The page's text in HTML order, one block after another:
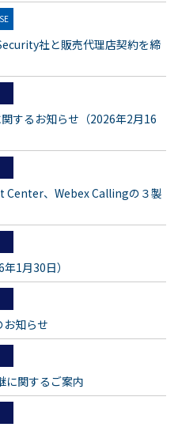
社と販売代理店契約を締
するお知らせ（2026年2月16
Center、Webex Callingの３製
1月30日）
知らせ
に関するご案内